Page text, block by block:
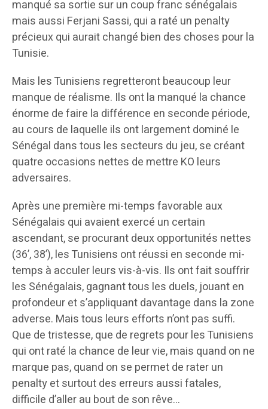
manqué sa sortie sur un coup franc sénégalais
mais aussi Ferjani Sassi, qui a raté un penalty
précieux qui aurait changé bien des choses pour la
Tunisie.
Mais les Tunisiens regretteront beaucoup leur
manque de réalisme. Ils ont la manqué la chance
énorme de faire la différence en seconde période,
au cours de laquelle ils ont largement dominé le
Sénégal dans tous les secteurs du jeu, se créant
quatre occasions nettes de mettre KO leurs
adversaires.
Après une première mi-temps favorable aux
Sénégalais qui avaient exercé un certain
ascendant, se procurant deux opportunités nettes
(36’, 38’), les Tunisiens ont réussi en seconde mi-
temps à acculer leurs vis-à-vis. Ils ont fait souffrir
les Sénégalais, gagnant tous les duels, jouant en
profondeur et s’appliquant davantage dans la zone
adverse. Mais tous leurs efforts n’ont pas suffi.
Que de tristesse, que de regrets pour les Tunisiens
qui ont raté la chance de leur vie, mais quand on ne
marque pas, quand on se permet de rater un
penalty et surtout des erreurs aussi fatales,
difficile d’aller au bout de son rêve…